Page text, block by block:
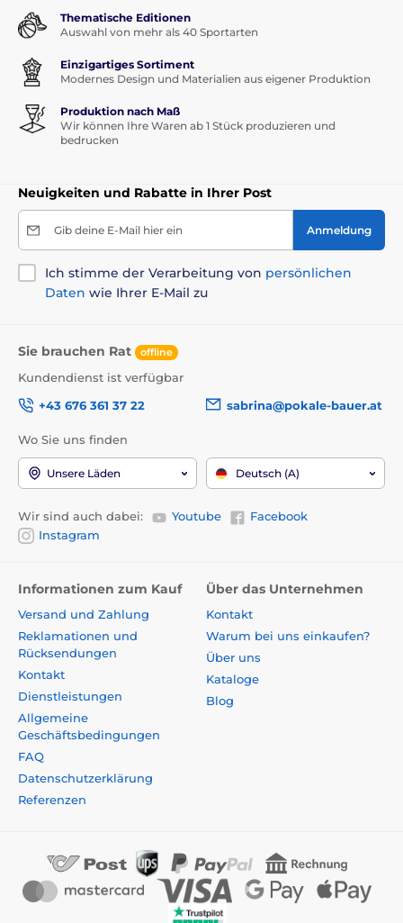
Thematische Editionen
Auswahl von mehr als 40 Sportarten
Einzigartiges Sortiment
Modernes Design und Materialien aus eigener Produktion
Produktion nach Maß
Wir können Ihre Waren ab 1 Stück produzieren und
bedrucken
Neuigkeiten und Rabatte in Ihrer Post
Gib deine E-Mail hier ein Anmeldung
Ich stimme der Verarbeitung von persönlichen
Daten wie Ihrer E-Mail zu
Sie brauchen Rat offline
Kundendienst ist verfügbar
+43 676 361 37 22
sabrina@pokale-bauer.at
Wo Sie uns finden
Unsere Läden Deutsch (A)
Wir sind auch dabei: Youtube
Facebook
Instagram
Informationen zum Kauf
Versand und Zahlung
Reklamationen und
Rücksendungen
Kontakt
Dienstleistungen
Allgemeine
Geschäftsbedingungen
FAQ
Datenschutzerklärung
Referenzen
Über das Unternehmen
Kontakt
Warum bei uns einkaufen?
Über uns
Kataloge
Blog